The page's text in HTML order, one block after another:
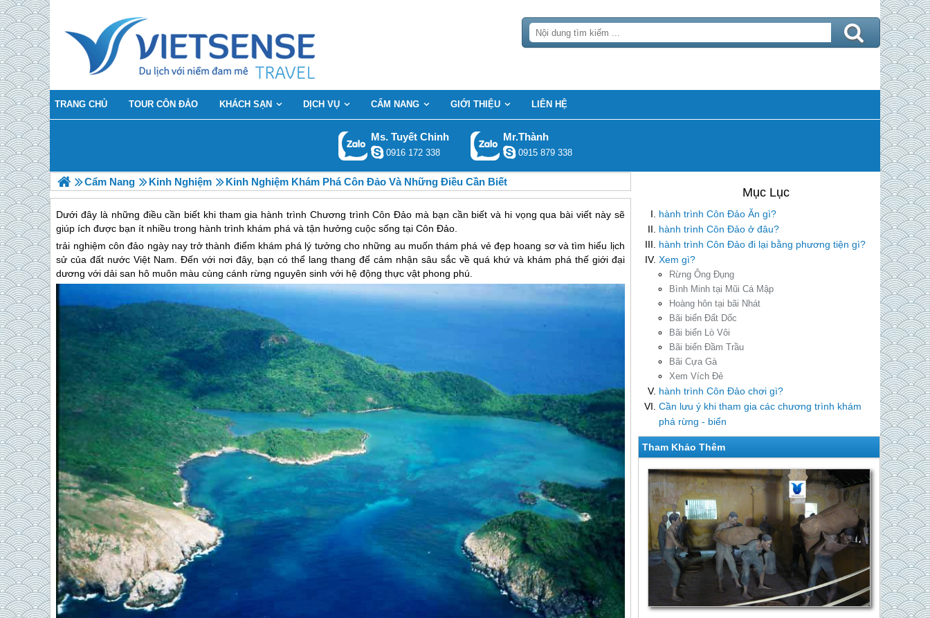
TRANG CHỦ TOUR CÔN ĐẢO KHÁCH SẠN DỊCH VỤ CẨM NANG GIỚI THIỆU LIÊN HỆ
Ms. Tuyết Chinh
0916 172 338
Mr.Thành
0915 879 338
hành trình Côn Đảo Ăn gì?
hành trình Côn Đảo ở đâu?
hành trình Côn Đảo đi lại bằng phương tiện gì?
Xem gì?
Rừng Ông Đụng
Bình Minh tại Mũi Cá Mập
Hoàng hôn tại bãi Nhát
Bãi biển Đất Dốc
Bãi biển Lò Vôi
Bãi biển Đầm Trầu
Bãi Cựa Gà
Xem Vích Đẻ
hành trình Côn Đảo chơi gì?
Cần lưu ý khi tham gia các chương trình khám
phá rừng - biển
Tham Khảo Thêm
Cẩm Nang Kinh Nghiệm Kinh Nghiệm Khám Phá Côn Đảo Và Những Điều Cần Biết
Dưới đây là những điều cần biết khi tham gia hành trình Chương trình Côn Đảo mà bạn cần biết và hi vọng qua bài viết này sẽ
giúp ích được bạn ít nhiều trong hành trình khám phá và tận hưởng cuộc sống tại Côn Đảo.
trải nghiệm côn đảo ngày nay trở thành điểm khám phá lý tưởng cho những au muốn thám phá vẻ đẹp hoang sơ và tìm hiểu lịch
sử của đất nước Việt Nam. Đến với nơi đây, bạn có thể lang thang để cảm nhận sâu sắc về quá khứ và khám phá thế giới đại
dương với dải san hô muôn màu cùng cánh rừng nguyên sinh với hệ động thực vật phong phú.